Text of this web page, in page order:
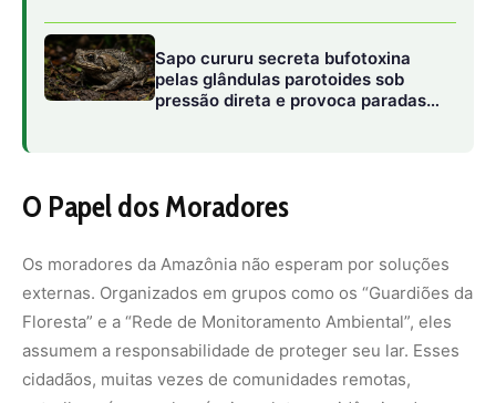
patrulham áreas vulneráveis, coletam evidências de
crimes ambientais e alertam autoridades. O
monitoramento florestal cidadão é mais do que uma
sustenta.
equilíbrio ecológico da Amazônia
Microrganismos invisíveis que sustentam a floresta
amazônica